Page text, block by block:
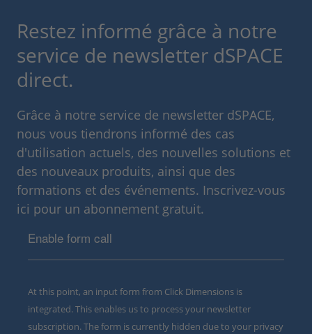
Restez informé grâce à notre
service de newsletter dSPACE
direct.
Grâce à notre service de newsletter dSPACE,
nous vous tiendrons informé des cas
d'utilisation actuels, des nouvelles solutions et
des nouveaux produits, ainsi que des
formations et des événements. Inscrivez-vous
ici pour un abonnement gratuit.
Enable form call
At this point, an input form from Click Dimensions is
integrated. This enables us to process your newsletter
subscription. The form is currently hidden due to your privacy